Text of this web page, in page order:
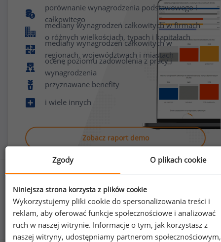
porównanie wynagrodzenia podstawowego i
całkowitego
mediany wynagrodzeń całkowitych w firmach
o różnych wielkościach, typach i kapitałach
mediany wynagrodzeń całkowitych w
regionach, województwach i miastach
ocenę poziomu zadowolenia z pracy i
wynagrodzenia
przyznawane benefity
i wiele innych
Zobacz raport demo
Jak uzyskać dostęp do raportu?
Zgody O plikach cookie
Niniejsza strona korzysta z plików cookie
Wykorzystujemy pliki cookie do spersonalizowania treści i
reklam, aby oferować funkcje społecznościowe i analizować
ruch w naszej witrynie. Informacje o tym, jak korzystasz z
naszej witryny, udostępniamy partnerom społecznościowym,